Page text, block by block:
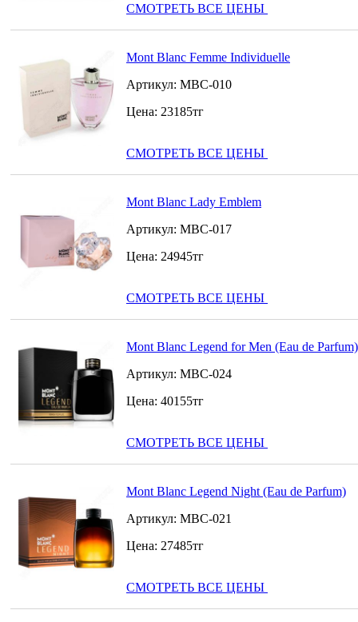
СМОТРЕТЬ ВСЕ ЦЕНЫ
Mont Blanc Femme Individuelle
Артикул: MBC-010
Цена: 23185тг
СМОТРЕТЬ ВСЕ ЦЕНЫ
Mont Blanc Lady Emblem
Артикул: MBC-017
Цена: 24945тг
СМОТРЕТЬ ВСЕ ЦЕНЫ
Mont Blanc Legend for Men (Eau de Parfum)
Артикул: MBC-024
Цена: 40155тг
СМОТРЕТЬ ВСЕ ЦЕНЫ
Mont Blanc Legend Night (Eau de Parfum)
Артикул: MBC-021
Цена: 27485тг
СМОТРЕТЬ ВСЕ ЦЕНЫ